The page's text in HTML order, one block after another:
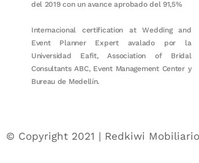
del 2019 con un avance aprobado del 91,5%
Internacional certification at Wedding and
Event Planner Expert avalado por la
Universidad Eafit, Association of Bridal
Consultants ABC, Event Management Center y
Bureau de Medellín.
© Copyright 2021 | Redkiwi